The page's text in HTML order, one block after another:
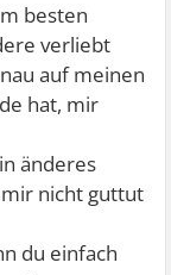
besten
verliebt
auf meinen
hat, mir
änderes
nicht guttut
du einfach